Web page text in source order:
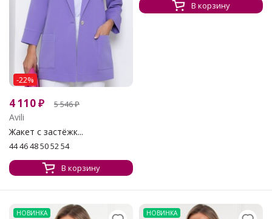
-22%
4 110₽ 5 546₽
Avili
Жакет с застёжк...
44 46 48 50 52 54
В корзину
В корзину
НОВИНКА НОВИНКА